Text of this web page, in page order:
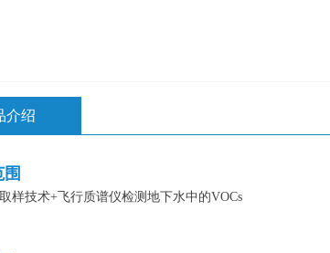
介绍
水取样技术+飞行质谱仪检测地下水中